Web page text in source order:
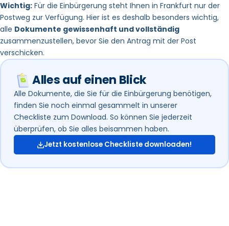
Wichtig: Für die Einbürgerung steht Ihnen in Frankfurt nur der
Postweg zur Verfügung. Hier ist es deshalb besonders wichtig,
alle Dokumente gewissenhaft und vollständig
zusammenzustellen, bevor Sie den Antrag mit der Post
verschicken.
Alles auf einen Blick
Alle Dokumente, die Sie für die Einbürgerung benötigen,
finden Sie noch einmal gesammelt in unserer
Checkliste zum Download. So können Sie jederzeit
überprüfen, ob Sie alles beisammen haben.
Jetzt kostenlose Checkliste downloaden!